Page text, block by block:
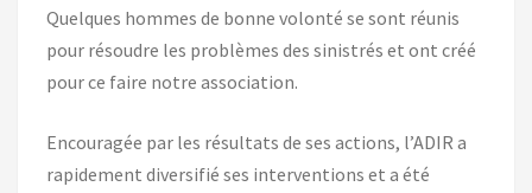
Quelques hommes de bonne volonté se sont réunis
pour résoudre les problèmes des sinistrés et ont créé
pour ce faire notre association.
Encouragée par les résultats de ses actions, l’ADIR a
rapidement diversifié ses interventions et a été